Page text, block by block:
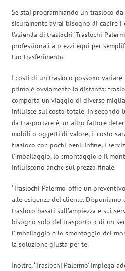
Se stai programmando un trasloco da
sicuramente avrai bisogno di capire i
l’azienda di traslochi ‘Traslochi
professionali a prezzi equi per
tuo trasferimento.
I costi di un trasloco possono
primo è ovviamente la distanza:
comporta un viaggio di diverse
influisce sul costo totale. In secondo
da trasportare è un altro fattore
mobili o oggetti di valore, il costo
trasloco con pochi beni. Infine, i
l’imballaggio, lo smontaggio e il
influiscono anche sul prezzo finale.
‘Traslochi Palermo’ offre un
alle esigenze del cliente.
trasloco basati sull’ampiezza e sui
bisogno solo del trasporto o di un
l’imballaggio e lo smontaggio dei
la soluzione giusta per te.
Inoltre, ‘Traslochi Palermo’ impiega